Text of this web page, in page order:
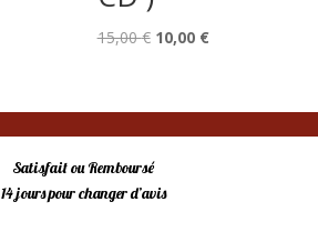
15,00€ Le
était :
15,00 €.
10,00 €Le
est :
10,00 €.
Satisfait ou Remboursé
14 jours pour changer d’avis